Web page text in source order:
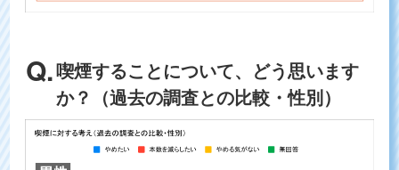
喫煙することについて、どう思います
か？（過去の調査との比較・性別）